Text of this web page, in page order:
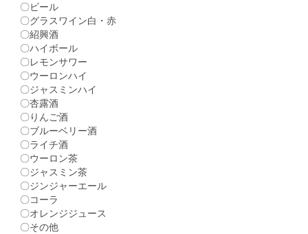
〇ビール
〇グラスワイン白・赤
〇紹興酒
〇ハイボール
〇レモンサワー
〇ウーロンハイ
〇ジャスミンハイ
〇杏露酒
〇りんご酒
〇ブルーベリー酒
〇ライチ酒
〇ウーロン茶
〇ジャスミン茶
〇ジンジャーエール
〇コーラ
〇オレンジジュース
〇その他